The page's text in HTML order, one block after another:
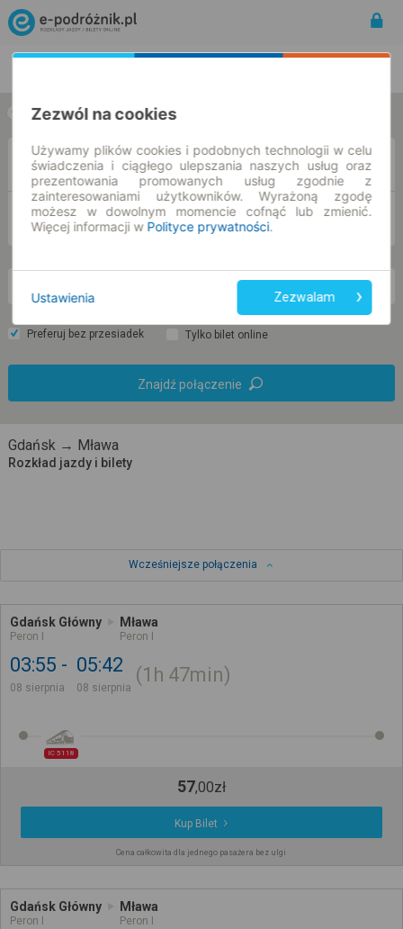
w jedną stronę w obie strony
DO
Preferuj bez przesiadek Tylko bilet online
Znajdź połączenie
Gdańsk → Mława
Rozkład jazdy i bilety
Wcześniejsze połączenia
Gdańsk Główny
Peron I
Mława
Peron I
03:55
08 sierpnia
05:42
08 sierpnia
1h 47min
IC 5118
57,00zł
Kup Bilet
Cena całkowita dla jednego pasażera bez ulgi
Gdańsk Główny
Peron I
Mława
Peron I
Zezwól na cookies
Używamy plików cookies i podobnych technologii w celu
świadczenia i ciągłego ulepszania naszych usług oraz
prezentowania promowanych usług zgodnie z
zainteresowaniami użytkowników. Wyrażoną zgodę
możesz w dowolnym momencie cofnąć lub zmienić.
Więcej informacji w Polityce prywatności.
Ustawienia Zezwalam